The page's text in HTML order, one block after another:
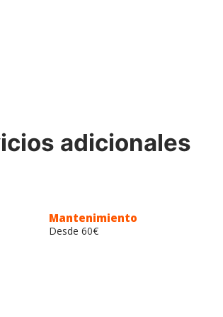
adicionales
Mantenimiento
Desde 60€